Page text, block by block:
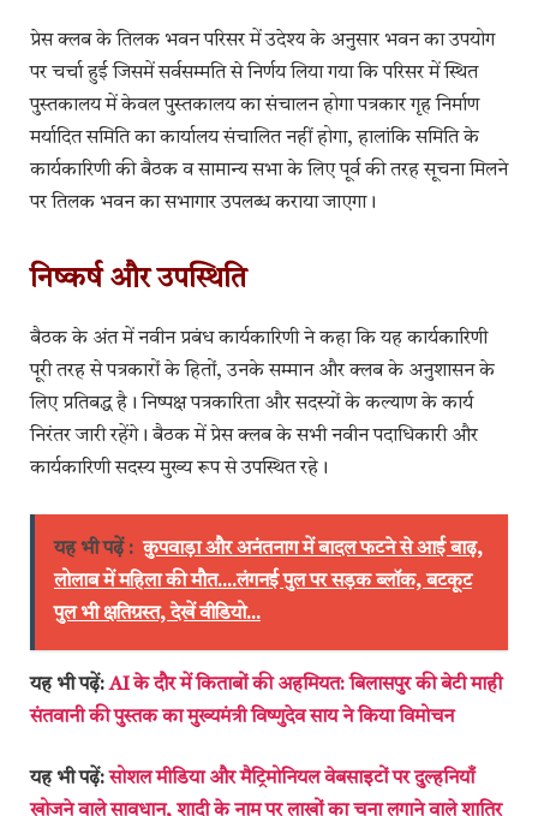
प्रेस क्लब के तिलक भवन परिसर में उदेश्य के अनुसार भवन का उपयोग
पर चर्चा हुई जिसमें सर्वसम्मति से निर्णय लिया गया कि परिसर में स्थित
पुस्तकालय में केवल पुस्तकालय का संचालन होगा पत्रकार गृह निर्माण
मर्यादित समिति का कार्यालय संचालित नहीं होगा, हालांकि समिति के
कार्यकारिणी की बैठक व सामान्य सभा के लिए पूर्व की तरह सूचना मिलने
पर तिलक भवन का सभागार उपलब्ध कराया जाएगा।
निष्कर्ष और उपस्थिति
बैठक के अंत में नवीन प्रबंध कार्यकारिणी ने कहा कि यह कार्यकारिणी
पूरी तरह से पत्रकारों के हितों, उनके सम्मान और क्लब के अनुशासन के
लिए प्रतिबद्ध है। निष्पक्ष पत्रकारिता और सदस्यों के कल्याण के कार्य
निरंतर जारी रहेंगे। बैठक में प्रेस क्लब के सभी नवीन पदाधिकारी और
कार्यकारिणी सदस्य मुख्य रूप से उपस्थित रहे।
यह भी पढ़ें : कुपवाड़ा और अनंतनाग में बादल फटने से आई बाढ़,
लोलाब में महिला की मौत....लंगनई पुल पर सड़क ब्लॉक, बटकूट
पुल भी क्षतिग्रस्त, देखें वीडियो...
यह भी पढ़ें:AI के दौर में किताबों की अहमियत: बिलासपुर की बेटी माही
संतवानी की पुस्तक का मुख्यमंत्री विष्णुदेव साय ने किया विमोचन
यह भी पढ़ें:सोशल मीडिया और मैट्रिमोनियल वेबसाइटों पर दुल्हनियाँ
खोजने वाले सावधान, शादी के नाम पर लाखों का चूना लगाने वाले शातिर